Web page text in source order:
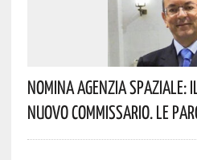
Nomina Agenzia Spaziale:
Nuovo Commissario. Le